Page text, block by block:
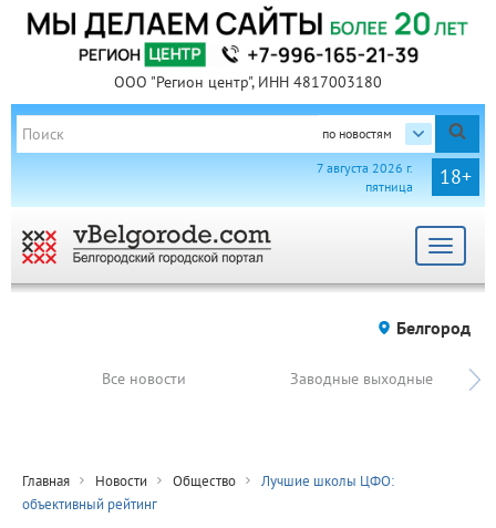
ООО "Регион центр", ИНН 4817003180
по новостям
18+
7 августа 2026 г.
пятница
Toggle
Белгород
Все новости Заводные выходные
Главная Новости Общество
Лучшие школы ЦФО:
объективный рейтинг